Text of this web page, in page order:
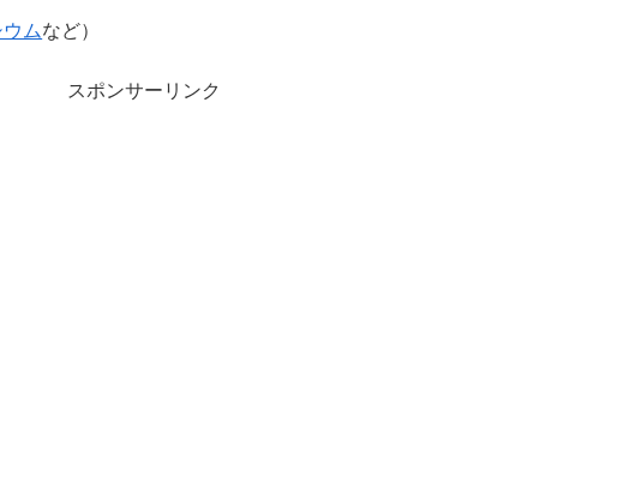
ムなど）
スポンサーリンク